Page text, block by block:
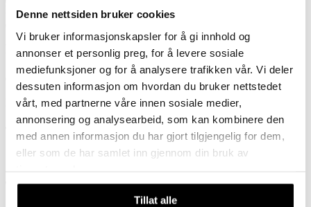
Denne nettsiden bruker cookies
Vi bruker informasjonskapsler for å gi innhold og
annonser et personlig preg, for å levere sosiale
mediefunksjoner og for å analysere trafikken vår. Vi deler
dessuten informasjon om hvordan du bruker nettstedet
vårt, med partnerne våre innen sosiale medier,
annonsering og analysearbeid, som kan kombinere den
med annen informasjon du har gjort tilgjengelig for dem,
eller som de har samlet inn gjennom din bruk av
Tillat alle
Produkter
Dam
Filter
Typ av elcykel
Heldämpad Trekking / Stad
Tillverkare